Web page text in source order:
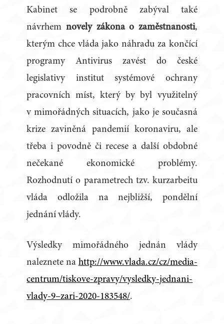
Kabinet se podrobně zabýval také
návrhem novely zákona o zaměstnanosti,
kterým chce vláda jako náhradu za končící
programy Antivirus zavést do české
legislativy institut systémové ochrany
pracovních míst, který by byl využitelný
v mimořádných situacích, jako je současná
krize zaviněná pandemií koronaviru, ale
třeba i povodně či recese a další obdobné
nečekané ekonomické problémy.
Rozhodnutí o parametrech tzv. kurzarbeitu
vláda odložila na nejbližší, pondělní
jednání vlády.
Výsledky mimořádného jednán vlády
naleznete na http://www.vlada.cz/cz/media-
centrum/tiskove-zpravy/vysledky-jednani-
vlady-9–zari-2020-183548/.